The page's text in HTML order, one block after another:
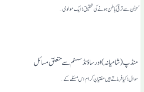
ُحزْن سے ترقیٴ باطن ہونے کی تحقیق: ایک مولوی…
منڈپ (شامیانہ ) اور ساؤنڈ سسٹم سے متعلق مسائل
سوال: کیا فرماتے ہیں مفتیانِ کرام اس مسئلے کے…